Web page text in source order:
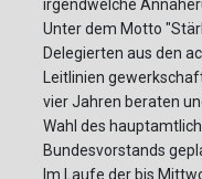
irgendwelche
Unter dem Motto
Delegierten aus den
Leitlinien
vier Jahren beraten
Wahl des
Bundesvorstands
Im Laufe der bis